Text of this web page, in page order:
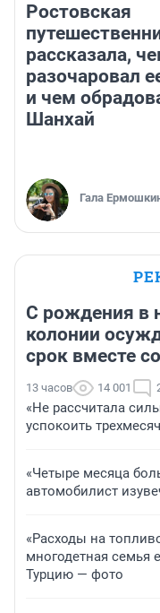
Ростовская
рассказала,
разочаровал
и чем
Шанхай
Гала
С рождения в
колонии
срок вместе
13 часов 14 001
«Не рассчитала
успокоить
«Четыре месяца
автомобилист
«Расходы на
многодетная семья
Турцию — фото